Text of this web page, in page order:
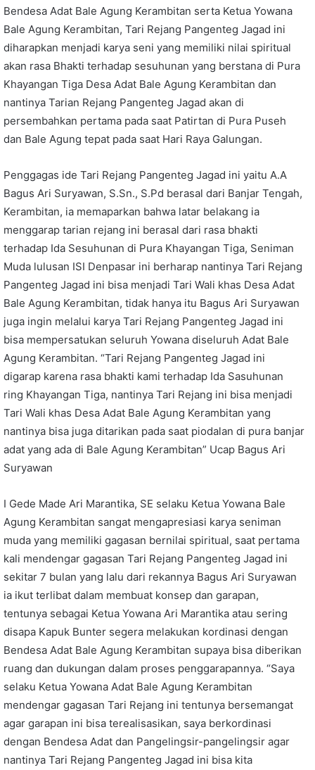
Bendesa Adat Bale Agung Kerambitan serta Ketua Yowana
Bale Agung Kerambitan, Tari Rejang Pangenteg Jagad ini
diharapkan menjadi karya seni yang memiliki nilai spiritual
akan rasa Bhakti terhadap sesuhunan yang berstana di Pura
Khayangan Tiga Desa Adat Bale Agung Kerambitan dan
nantinya Tarian Rejang Pangenteg Jagad akan di
persembahkan pertama pada saat Patirtan di Pura Puseh
dan Bale Agung tepat pada saat Hari Raya Galungan.
Penggagas ide Tari Rejang Pangenteg Jagad ini yaitu A.A
Bagus Ari Suryawan, S.Sn., S.Pd berasal dari Banjar Tengah,
Kerambitan, ia memaparkan bahwa latar belakang ia
menggarap tarian rejang ini berasal dari rasa bhakti
terhadap Ida Sesuhunan di Pura Khayangan Tiga, Seniman
Muda lulusan ISI Denpasar ini berharap nantinya Tari Rejang
Pangenteg Jagad ini bisa menjadi Tari Wali khas Desa Adat
Bale Agung Kerambitan, tidak hanya itu Bagus Ari Suryawan
juga ingin melalui karya Tari Rejang Pangenteg Jagad ini
bisa mempersatukan seluruh Yowana diseluruh Adat Bale
Agung Kerambitan. “Tari Rejang Pangenteg Jagad ini
digarap karena rasa bhakti kami terhadap Ida Sasuhunan
ring Khayangan Tiga, nantinya Tari Rejang ini bisa menjadi
Tari Wali khas Desa Adat Bale Agung Kerambitan yang
nantinya bisa juga ditarikan pada saat piodalan di pura banjar
adat yang ada di Bale Agung Kerambitan” Ucap Bagus Ari
Suryawan
I Gede Made Ari Marantika, SE selaku Ketua Yowana Bale
Agung Kerambitan sangat mengapresiasi karya seniman
muda yang memiliki gagasan bernilai spiritual, saat pertama
kali mendengar gagasan Tari Rejang Pangenteg Jagad ini
sekitar 7 bulan yang lalu dari rekannya Bagus Ari Suryawan
ia ikut terlibat dalam membuat konsep dan garapan,
tentunya sebagai Ketua Yowana Ari Marantika atau sering
disapa Kapuk Bunter segera melakukan kordinasi dengan
Bendesa Adat Bale Agung Kerambitan supaya bisa diberikan
ruang dan dukungan dalam proses penggarapannya. “Saya
selaku Ketua Yowana Adat Bale Agung Kerambitan
mendengar gagasan Tari Rejang ini tentunya bersemangat
agar garapan ini bisa terealisasikan, saya berkordinasi
dengan Bendesa Adat dan Pangelingsir-pangelingsir agar
nantinya Tari Rejang Pangenteg Jagad ini bisa kita